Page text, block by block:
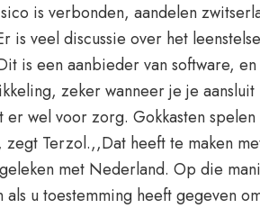
is verbonden, aandelen
veel discussie over het
is een aanbieder van software,
zeker wanneer je je
wel voor zorg. Gokkasten
Terzol.,,Dat heeft te maken
met Nederland. Op die
u toestemming heeft gegeven